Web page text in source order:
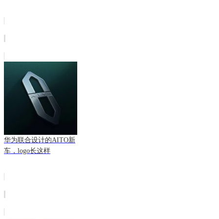
华为联合设计的AITO新
车，logo长这样